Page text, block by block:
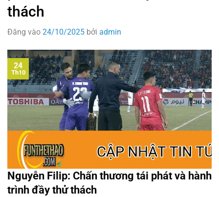
thách
Đăng vào 24/10/2025 bởi admin
24
Th10
Nguyễn Filip: Chấn thương tái phát và hành
trình đầy thử thách